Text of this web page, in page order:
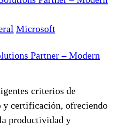
Microsoft
Partner – Modern
criterios de
certificación, ofreciendo
productividad y